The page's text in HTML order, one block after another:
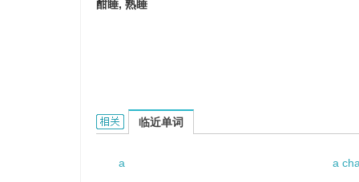
酣睡, 熟睡
a sound sleep的相关资料：
临近单词
a a